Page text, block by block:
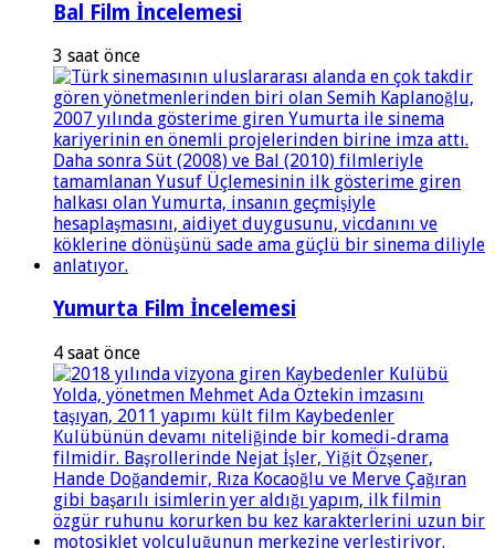
Bal Film İncelemesi
3 saat önce
Yumurta Film İncelemesi
4 saat önce